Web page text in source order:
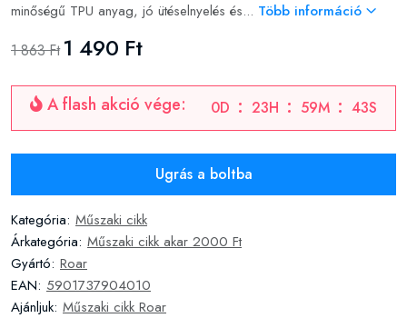
minőségű TPU anyag, jó ütéselnyelés és... Több információ
1 863 Ft 1 490 Ft
A flash akció vége: 0D 23H 59M 43S
Ugrás a boltba
Kategória: Műszaki cikk
Árkategória: Műszaki cikk akar 2000 Ft
Gyártó: Roar
EAN: 5901737904010
Ajánljuk: Műszaki cikk Roar